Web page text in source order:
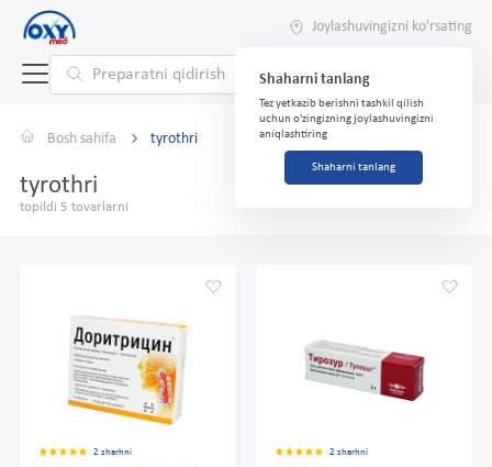
Joylashuvingizni ko'rsating
Shaharni tanlang
Tez yetkazib berishni tashkil qilish
uchun o'zingizning joylashuvingizni
aniqlashtiring
Shaharni tanlang
Bosh sahifa tyrothri
tyrothri
topildi 5 tovarlarni
2 sharhni 2 sharhni